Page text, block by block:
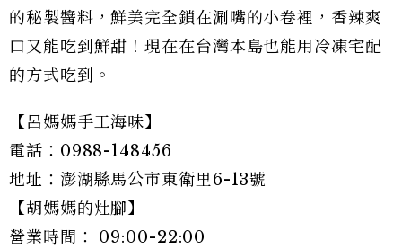
的秘製醬料，鮮美完全鎖在涮嘴的小卷裡，香辣爽
口又能吃到鮮甜！現在在台灣本島也能用冷凍宅配
的方式吃到。
【呂媽媽手工海味】
電話：0988-148456
地址：澎湖縣馬公市東衛里6-13號
【胡媽媽的灶腳】
營業時間： 09:00-22:00